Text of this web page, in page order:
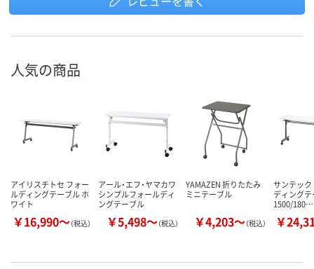
人気の商品
アイリスチトセ フォー
ルディングテーブル ホ
ワイト
￥16,990～（税込）
アール・エフ・ヤマカワ
シンプルフォールディ
ングテーブル
￥5,498～（税込）
YAMAZEN 折りたたみ
ミニテーブル
￥4,203～（税込）
サンテック
ディング
1500/180…
￥